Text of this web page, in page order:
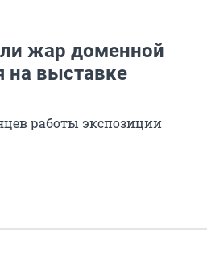
жар доменной
на выставке
работы экспозиции